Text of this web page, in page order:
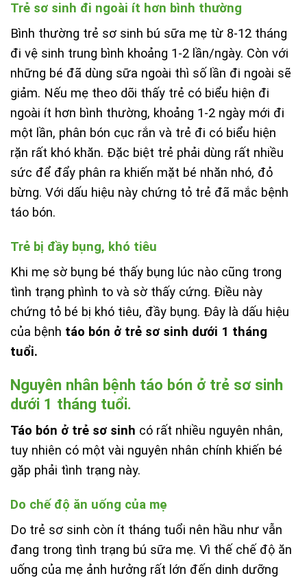
Trẻ sơ sinh đi ngoài ít hơn bình thường
Bình thường trẻ sơ sinh bú sữa mẹ từ 8-12 tháng
đi vệ sinh trung bình khoảng 1-2 lần/ngày. Còn với
những bé đã dùng sữa ngoài thì số lần đi ngoài sẽ
giảm. Nếu mẹ theo dõi thấy trẻ có biểu hiện đi
ngoài ít hơn bình thường, khoảng 1-2 ngày mới đi
một lần, phân bón cục rắn và trẻ đi có biểu hiện
rặn rất khó khăn. Đặc biệt trẻ phải dùng rất nhiều
sức để đẩy phân ra khiến mặt bé nhăn nhó, đỏ
bừng. Với dấu hiệu này chứng tỏ trẻ đã mắc bệnh
táo bón.
Trẻ bị đầy bụng, khó tiêu
Khi mẹ sờ bụng bé thấy bụng lúc nào cũng trong
tình trạng phình to và sờ thấy cứng. Điều này
chứng tỏ bé bị khó tiêu, đầy bụng. Đây là dấu hiệu
của bệnh táo bón ở trẻ sơ sinh dưới 1 tháng
tuổi.
Nguyên nhân bệnh táo bón ở trẻ sơ sinh
dưới 1 tháng tuổi.
Táo bón ở trẻ sơ sinh có rất nhiều nguyên nhân,
tuy nhiên có một vài nguyên nhân chính khiến bé
gặp phải tình trạng này.
Do chế độ ăn uống của mẹ
Do trẻ sơ sinh còn ít tháng tuổi nên hầu như vẫn
đang trong tình trạng bú sữa mẹ. Vì thế chế độ ăn
uống của mẹ ảnh hưởng rất lớn đến dinh dưỡng